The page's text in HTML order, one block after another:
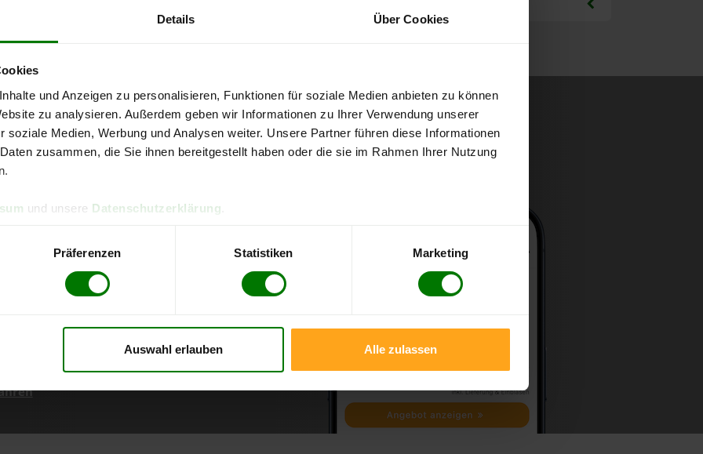
Details Über Cookies
und Anzeigen zu personalisieren, Funktionen für soziale Medien anbieten zu können
zu analysieren. Außerdem geben wir Informationen zu Ihrer Verwendung unserer
soziale Medien, Werbung und Analysen weiter. Unsere Partner führen diese Informationen
zusammen, die Sie ihnen bereitgestellt haben oder die sie im Rahmen Ihrer Nutzung
und unsere Datenschutzerklärung
Präferenzen Statistiken Marketing
Auswahl erlauben Alle zulassen
kostenlose
direkt online bestellen
aktuellen Stand